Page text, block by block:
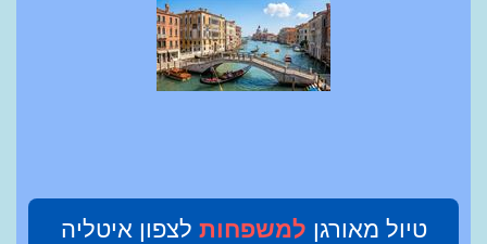
טיול מאורגן למשפחות לצפון איטליה